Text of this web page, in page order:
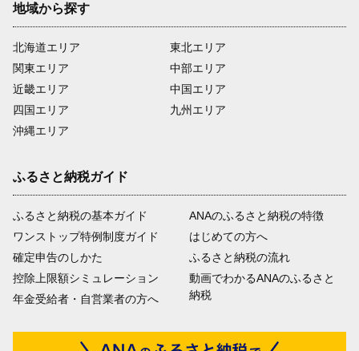
地域から探す
北海道エリア
関東エリア
近畿エリア
四国エリア
沖縄エリア
東北エリア
中部エリア
中国エリア
九州エリア
ふるさと納税ガイド
ふるさと納税の基本ガイド
ワンストップ特例制度ガイド
確定申告のしかた
控除上限額シミュレーション
年金受給者・自営業者の方へ
ANAのふるさと納税の特徴
はじめての方へ
ふるさと納税の流れ
動画でわかるANAのふるさと
納税